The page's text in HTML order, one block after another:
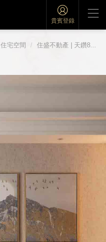
貴賓登錄
住宅空間 住盛不動產 | 天鑽8...